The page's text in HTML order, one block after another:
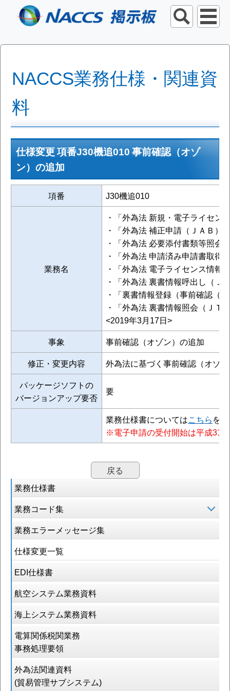
NACCS業務仕様・関連資
料
業務仕様書
業務コード集
業務エラーメッセージ集
仕様変更一覧
EDI仕様書
航空システム業務資料
海上システム業務資料
電算関係税関業務
事務処理要領
外為法関連資料
(貿易管理サブシステム)
仕様変更 項番J30機追010 事前確認（オゾ
ン）の追加
項番 J30機追010
業務名
・「外為法 新規・電子ライセン
・「外為法 補正申請（ＪＡＢ）
・「外為法 必要添付書類等照会
・「外為法 申請済み申請書取得
・「外為法 電子ライセンス情報
・「外為法 裏書情報呼出し（Ｊ
・「裏書情報登録（事前確認（
・「外為法 裏書情報照会（ＪＴ
<2019年3月17日>
事象
事前確認（オゾン）の追加
修正・変更内容
外為法に基づく事前確認（オゾ
パッケージソフトの
バージョンアップ要否
要
業務仕様書についてはこちらを
※電子申請の受付開始は平成31
戻る